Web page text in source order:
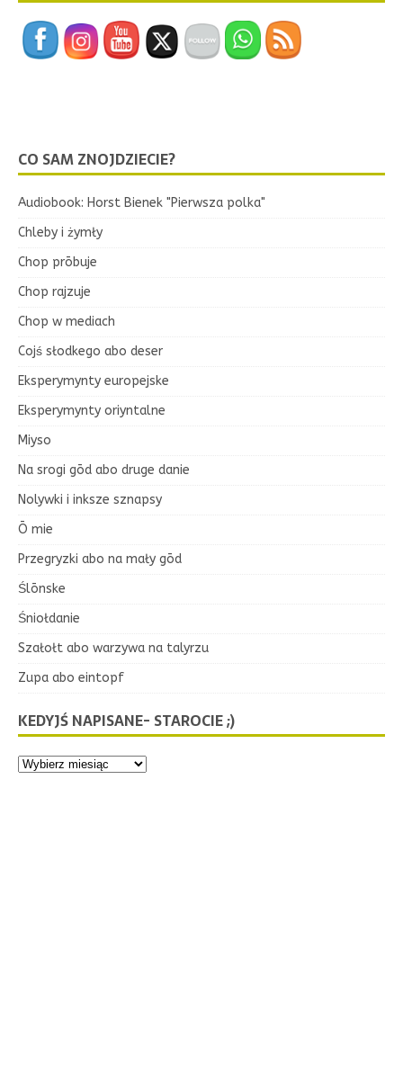
CO SAM ZNOJDZIECIE?
Audiobook: Horst Bienek "Pierwsza polka"
Chleby i żymły
Chop prōbuje
Chop rajzuje
Chop w mediach
Cojś słodkego abo deser
Eksperymynty europejske
Eksperymynty oriyntalne
Miyso
Na srogi gōd abo druge danie
Nolywki i inksze sznapsy
Ō mie
Przegryzki abo na mały gōd
Ślōnske
Śniołdanie
Szałołt abo warzywa na talyrzu
Zupa abo eintopf
KEDYJŚ NAPISANE- STAROCIE ;)